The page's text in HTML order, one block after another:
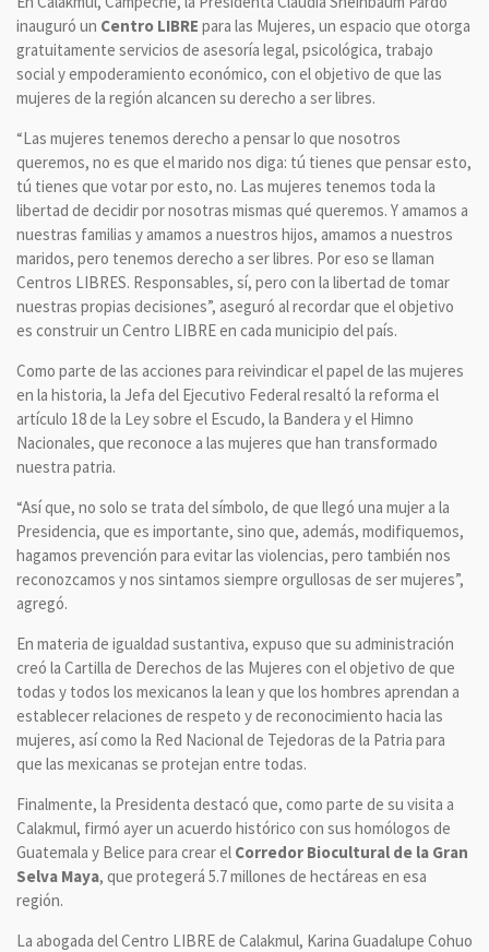
inauguró un Centro LIBRE para las Mujeres, un espacio que otorga
gratuitamente servicios de asesoría legal, psicológica, trabajo
social y empoderamiento económico, con el objetivo de que las
mujeres de la región alcancen su derecho a ser libres.
“Las mujeres tenemos derecho a pensar lo que nosotros
queremos, no es que el marido nos diga: tú tienes que pensar esto,
tú tienes que votar por esto, no. Las mujeres tenemos toda la
libertad de decidir por nosotras mismas qué queremos. Y amamos a
nuestras familias y amamos a nuestros hijos, amamos a nuestros
maridos, pero tenemos derecho a ser libres. Por eso se llaman
Centros LIBRES. Responsables, sí, pero con la libertad de tomar
nuestras propias decisiones”, aseguró al recordar que el objetivo
es construir un Centro LIBRE en cada municipio del país.
Como parte de las acciones para reivindicar el papel de las mujeres
en la historia, la Jefa del Ejecutivo Federal resaltó la reforma el
artículo 18 de la Ley sobre el Escudo, la Bandera y el Himno
Nacionales, que reconoce a las mujeres que han transformado
nuestra patria.
“Así que, no solo se trata del símbolo, de que llegó una mujer a la
Presidencia, que es importante, sino que, además, modifiquemos,
hagamos prevención para evitar las violencias, pero también nos
reconozcamos y nos sintamos siempre orgullosas de ser mujeres”,
agregó.
En materia de igualdad sustantiva, expuso que su administración
creó la Cartilla de Derechos de las Mujeres con el objetivo de que
todas y todos los mexicanos la lean y que los hombres aprendan a
establecer relaciones de respeto y de reconocimiento hacia las
mujeres, así como la Red Nacional de Tejedoras de la Patria para
que las mexicanas se protejan entre todas.
Finalmente, la Presidenta destacó que, como parte de su visita a
Calakmul, firmó ayer un acuerdo histórico con sus homólogos de
Guatemala y Belice para crear el Corredor Biocultural de la Gran
Selva Maya, que protegerá 5.7 millones de hectáreas en esa
región.
La abogada del Centro LIBRE de Calakmul, Karina Guadalupe Cohuo